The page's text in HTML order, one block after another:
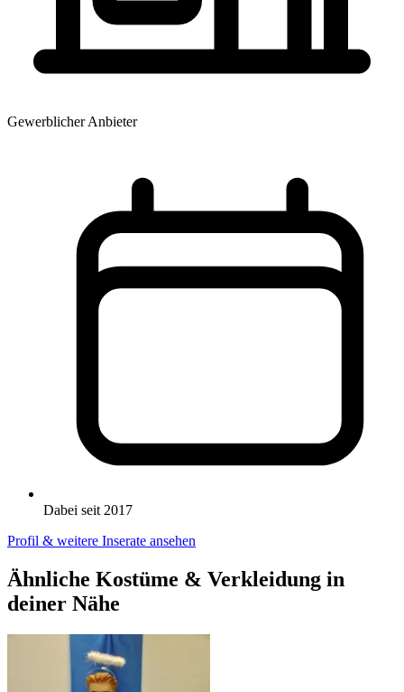
Gewerblicher Anbieter
Dabei seit 2017
Profil & weitere Inserate ansehen
Ähnliche Kostüme & Verkleidung in
deiner Nähe